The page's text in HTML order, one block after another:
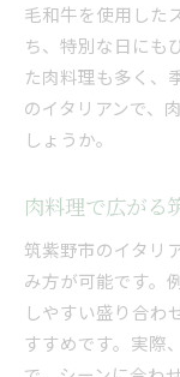
家族や
案内
筑紫野
毛和牛を使用した
ち、特別な日にも
た肉料理も多く、
のイタリアンで、
しょうか。
肉料理で広がる
筑紫野市のイタリ
み方が可能です。
しやすい盛り合わ
すすめです。実際